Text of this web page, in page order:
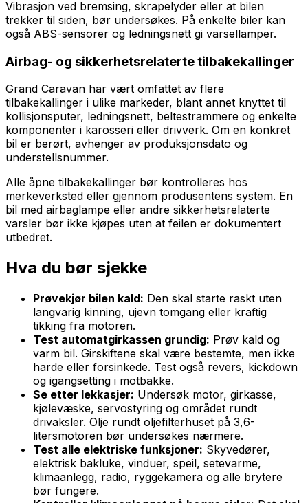
Vibrasjon ved bremsing, skrapelyder eller at bilen
trekker til siden, bør undersøkes. På enkelte biler kan
også ABS-sensorer og ledningsnett gi varsellamper.
Airbag- og sikkerhetsrelaterte tilbakekallinger
Grand Caravan har vært omfattet av flere
tilbakekallinger i ulike markeder, blant annet knyttet til
kollisjonsputer, ledningsnett, beltestrammere og enkelte
komponenter i karosseri eller drivverk. Om en konkret
bil er berørt, avhenger av produksjonsdato og
understellsnummer.
Alle åpne tilbakekallinger bør kontrolleres hos
merkeverksted eller gjennom produsentens system. En
bil med airbaglampe eller andre sikkerhetsrelaterte
varsler bør ikke kjøpes uten at feilen er dokumentert
utbedret.
Hva du bør sjekke
Prøvekjør bilen kald: Den skal starte raskt uten
langvarig kinning, ujevn tomgang eller kraftig
tikking fra motoren.
Test automatgirkassen grundig: Prøv kald og
varm bil. Girskiftene skal være bestemte, men ikke
harde eller forsinkede. Test også revers, kickdown
og igangsetting i motbakke.
Se etter lekkasjer: Undersøk motor, girkasse,
kjølevæske, servostyring og området rundt
drivaksler. Olje rundt oljefilterhuset på 3,6-
litersmotoren bør undersøkes nærmere.
Test alle elektriske funksjoner: Skyvedører,
elektrisk bakluke, vinduer, speil, setevarme,
klimaanlegg, radio, ryggekamera og alle brytere
bør fungere.